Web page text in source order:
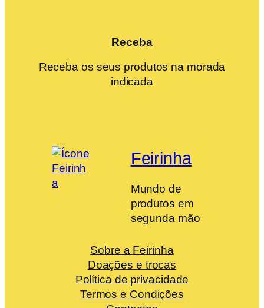
Receba
Receba os seus produtos na morada
indicada
Feirinha
Mundo de
produtos em
segunda mão
Sobre a Feirinha
Doações e trocas
Política de privacidade
Termos e Condições